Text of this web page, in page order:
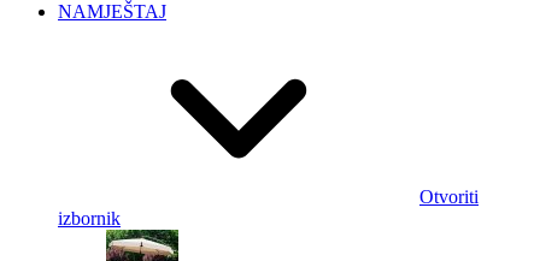
NAMJEŠTAJ
Otvoriti
izbornik